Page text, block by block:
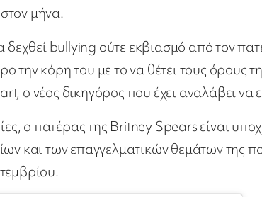
μήνα.
bullying ούτε εκβιασμό από τον
την κόρη του με το να θέτει τους όρους
ο νέος δικηγόρος που έχει αναλάβει να
ο πατέρας της Britney Spears είναι
και των επαγγελματικών θεμάτων